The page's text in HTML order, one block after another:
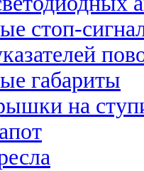
стоп-
габариты
на